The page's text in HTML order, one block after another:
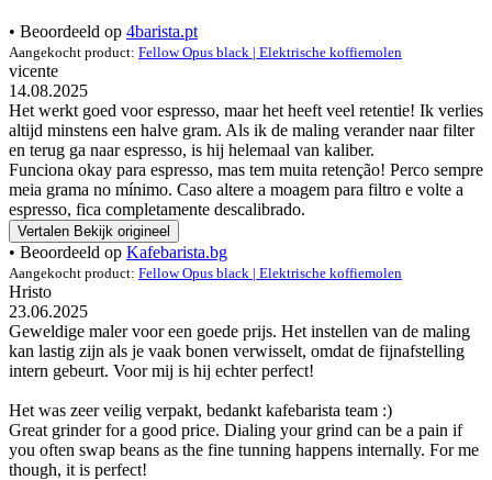
• Beoordeeld op 4barista.pt
Aangekocht product: Fellow Opus black | Elektrische koffiemolen
vicente
14.08.2025
Het werkt goed voor espresso, maar het heeft veel retentie! Ik verlies
altijd minstens een halve gram. Als ik de maling verander naar filter
en terug ga naar espresso, is hij helemaal van kaliber.
Funciona okay para espresso, mas tem muita retenção! Perco sempre
meia grama no mínimo. Caso altere a moagem para filtro e volte a
espresso, fica completamente descalibrado.
Vertalen Bekijk origineel
• Beoordeeld op Kafebarista.bg
Aangekocht product: Fellow Opus black | Elektrische koffiemolen
Hristo
23.06.2025
Geweldige maler voor een goede prijs. Het instellen van de maling
kan lastig zijn als je vaak bonen verwisselt, omdat de fijnafstelling
intern gebeurt. Voor mij is hij echter perfect!
Het was zeer veilig verpakt, bedankt kafebarista team :)
Great grinder for a good price. Dialing your grind can be a pain if
you often swap beans as the fine tunning happens internally. For me
though, it is perfect!